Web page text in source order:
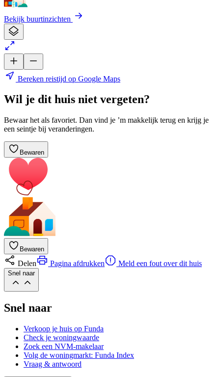
Bekijk buurtinzichten
Bereken reistijd op Google Maps
Wil je dit huis niet vergeten?
Bewaar het als favoriet. Dan vind je ’m makkelijk terug en krijg je
een seintje bij veranderingen.
Bewaren
Bewaren
Delen Pagina afdrukken Meld een fout over dit huis
Snel naar
Snel naar
Verkoop je huis op Funda
Check je woningwaarde
Zoek een NVM-makelaar
Volg de woningmarkt: Funda Index
Vraag & antwoord